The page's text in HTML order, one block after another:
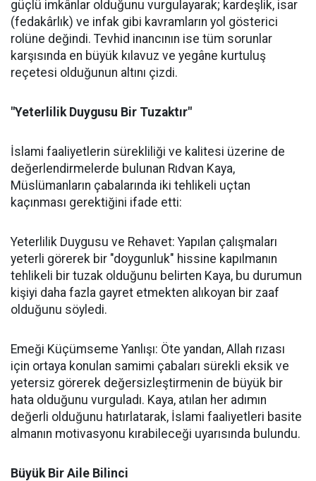
güçlü imkânlar olduğunu vurgulayarak; kardeşlik, isar
(fedakârlık) ve infak gibi kavramların yol gösterici
rolüne değindi. Tevhid inancının ise tüm sorunlar
karşısında en büyük kılavuz ve yegâne kurtuluş
reçetesi olduğunun altını çizdi.
"Yeterlilik Duygusu Bir Tuzaktır"
İslami faaliyetlerin sürekliliği ve kalitesi üzerine de
değerlendirmelerde bulunan Rıdvan Kaya,
Müslümanların çabalarında iki tehlikeli uçtan
kaçınması gerektiğini ifade etti:
Yeterlilik Duygusu ve Rehavet: Yapılan çalışmaları
yeterli görerek bir "doygunluk" hissine kapılmanın
tehlikeli bir tuzak olduğunu belirten Kaya, bu durumun
kişiyi daha fazla gayret etmekten alıkoyan bir zaaf
olduğunu söyledi.
Emeği Küçümseme Yanlışı: Öte yandan, Allah rızası
için ortaya konulan samimi çabaları sürekli eksik ve
yetersiz görerek değersizleştirmenin de büyük bir
hata olduğunu vurguladı. Kaya, atılan her adımın
değerli olduğunu hatırlatarak, İslami faaliyetleri basite
almanın motivasyonu kırabileceği uyarısında bulundu.
Büyük Bir Aile Bilinci